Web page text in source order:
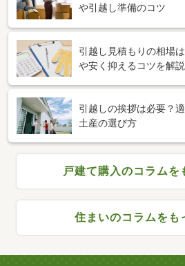
や引越し準備のコツ
引越し見積もりの相場
や安く抑えるコツを解説
引越しの挨拶は必要？
土産の選び方
戸建て購入のコラムを
住まいのコラムをも